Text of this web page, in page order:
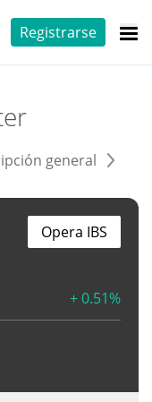
Registrarse
general
+ 0.51%
Opera IBS